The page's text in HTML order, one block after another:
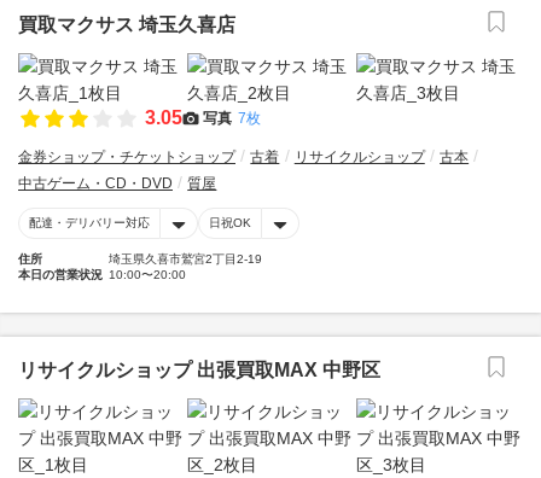
買取マクサス 埼玉久喜店
3.05 写真 7枚
金券ショップ・チケットショップ 古着 リサイクルショップ
古本
中古ゲーム・CD・DVD
質屋
配達・デリバリー対応 日祝OK
住所
埼玉県久喜市鷲宮2丁目2-19
本日の営業状況 10:00〜20:00
リサイクルショップ 出張買取MAX 中野区